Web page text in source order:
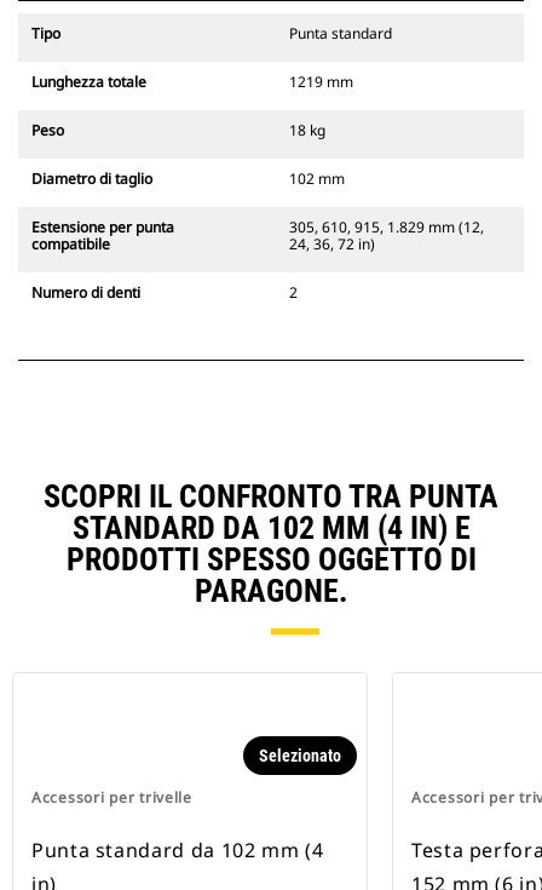
Tipo Punta standard
Lunghezza totale 1219 mm
Peso 18 kg
Diametro di taglio 102 mm
Estensione per punta
compatibile
305, 610, 915, 1.829 mm (12,
24, 36, 72 in)
Numero di denti 2
SCOPRI IL CONFRONTO TRA PUNTA
STANDARD DA 102 MM (4 IN) E
PRODOTTI SPESSO OGGETTO DI
PARAGONE.
Accessori per trivelle
Selezionato
Punta standard da 102 mm (4
in)
Accessori per
Testa
152 mm (6